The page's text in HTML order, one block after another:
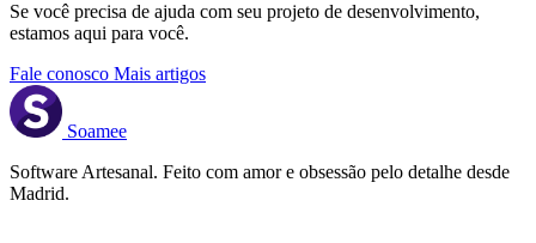
Se você precisa de ajuda com seu projeto de desenvolvimento,
estamos aqui para você.
Fale conosco Mais artigos
Soamee
Software Artesanal. Feito com amor e obsessão pelo detalhe desde
Madrid.